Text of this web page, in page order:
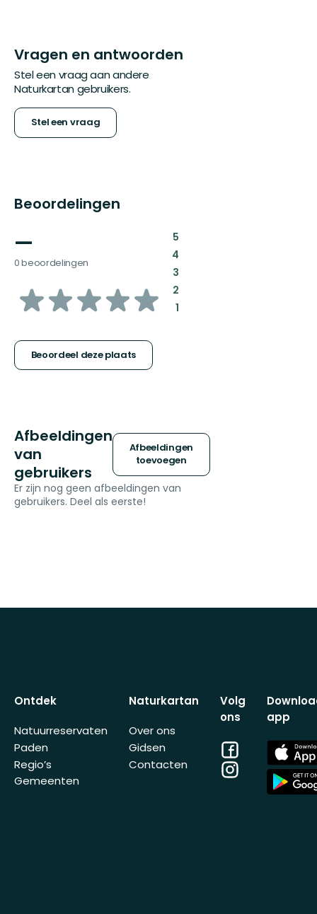
Vragen en antwoorden
Stel een vraag aan andere
Naturkartan gebruikers.
Stel een vraag
Beoordelingen
—
0 beoordelingen
van
sterren
Beoordeel deze plaats
5:
4:
3:
2:
1:
Afbeeldingen
van
gebruikers
Afbeeldingen
toevoegen
Er zijn nog geen afbeeldingen van
gebruikers. Deel als eerste!
Ontdek
Natuurreservaten
Paden
Regio’s
Gemeenten
Naturkartan
Over ons
Gidsen
Contacten
Volg
ons
Facebook
Instagram
app
App
Store
App
Store